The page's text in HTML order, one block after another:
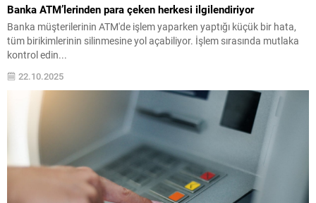
Banka ATM’lerinden para çeken herkesi ilgilendiriyor
Banka müşterilerinin ATM'de işlem yaparken yaptığı küçük bir hata,
tüm birikimlerinin silinmesine yol açabiliyor. İşlem sırasında mutlaka
kontrol edin...
22.10.2025